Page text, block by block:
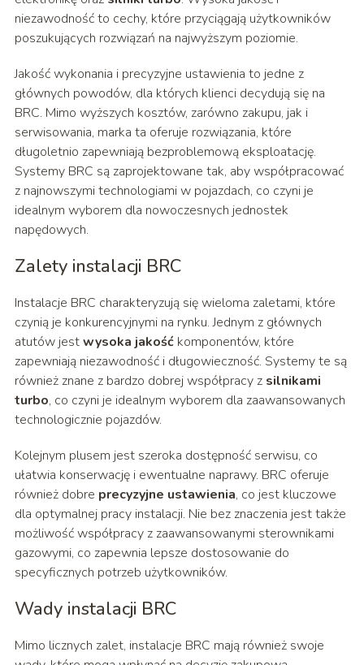
niezawodność to cechy, które przyciągają użytkowników
poszukujących rozwiązań na najwyższym poziomie.
Jakość wykonania i precyzyjne ustawienia to jedne z
głównych powodów, dla których klienci decydują się na
BRC. Mimo wyższych kosztów, zarówno zakupu, jak i
serwisowania, marka ta oferuje rozwiązania, które
długoletnio zapewniają bezproblemową eksploatację.
Systemy BRC są zaprojektowane tak, aby współpracować
z najnowszymi technologiami w pojazdach, co czyni je
idealnym wyborem dla nowoczesnych jednostek
napędowych.
Zalety instalacji BRC
Instalacje BRC charakteryzują się wieloma zaletami, które
czynią je konkurencyjnymi na rynku. Jednym z głównych
atutów jestwysoka jakośćkomponentów, które
zapewniają niezawodność i długowieczność. Systemy te są
również znane z bardzo dobrej współpracy z silnikami
turbo, co czyni je idealnym wyborem dla zaawansowanych
technologicznie pojazdów.
Kolejnym plusem jest szeroka dostępność serwisu, co
ułatwia konserwację i ewentualne naprawy. BRC oferuje
również dobre precyzyjne ustawienia, co jest kluczowe
dla optymalnej pracy instalacji. Nie bez znaczenia jest także
możliwość współpracy z zaawansowanymi sterownikami
gazowymi, co zapewnia lepsze dostosowanie do
specyficznych potrzeb użytkowników.
Wady instalacji BRC
Mimo licznych zalet, instalacje BRC mają również swoje